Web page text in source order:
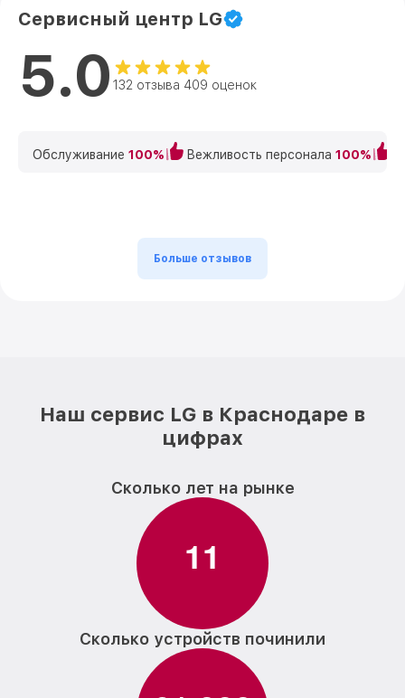
Сервисный центр LG
5.0 132 отзыва 409 оценок
Обслуживание 100% Вежливость персонала 100%
Больше отзывов
Наш сервис LG в Краснодаре в
цифрах
Сколько лет на рынке
11
Сколько устройств починили